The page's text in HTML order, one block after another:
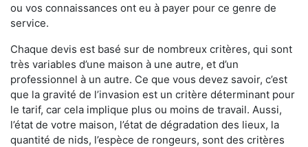
ou vos connaissances ont eu à payer pour ce genre de
service.
Chaque devis est basé sur de nombreux critères, qui sont
très variables d’une maison à une autre, et d’un
professionnel à un autre. Ce que vous devez savoir, c’est
que la gravité de l’invasion est un critère déterminant pour
le tarif, car cela implique plus ou moins de travail. Aussi,
l’état de votre maison, l’état de dégradation des lieux, la
quantité de nids, l’espèce de rongeurs, sont des critères